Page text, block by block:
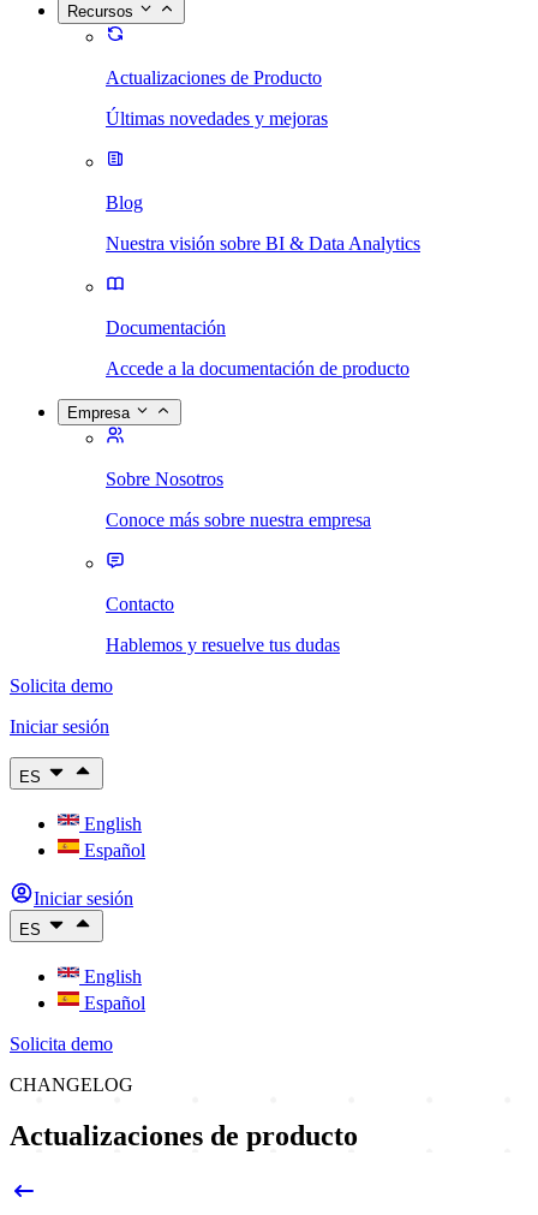
Recursos
Actualizaciones de Producto
Últimas novedades y mejoras
Blog
Nuestra visión sobre BI & Data Analytics
Documentación
Accede a la documentación de producto
Empresa
Sobre Nosotros
Conoce más sobre nuestra empresa
Contacto
Hablemos y resuelve tus dudas
Solicita demo
Iniciar sesión
ES
English
Español
Iniciar sesión
ES
English
Español
Solicita demo
CHANGELOG
Actualizaciones de producto